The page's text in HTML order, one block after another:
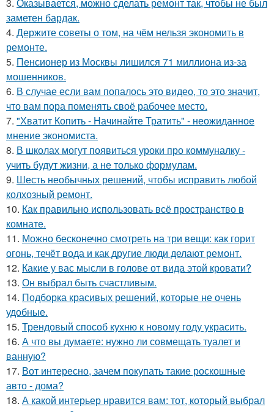
3. Оказывается, можно сделать ремонт так, чтобы не был
заметен бардак.
4. Держите советы о том, на чём нельзя экономить в
ремонте.
5. Пенсионер из Москвы лишился 71 миллиона из-за
мошенников.
6. В случае если вам попалось это видео, то это значит,
что вам пора поменять своё рабочее место.
7. "Хватит Копить - Начинайте Тратить" - неожиданное
мнение экономиста.
8. В школах могут появиться уроки про коммуналку -
учить будут жизни, а не только формулам.
9. Шесть необычных решений, чтобы исправить любой
колхозный ремонт.
10. Как правильно использовать всё пространство в
комнате.
11. Можно бесконечно смотреть на три вещи: как горит
огонь, течёт вода и как другие люди делают ремонт.
12. Какие у вас мысли в голове от вида этой кровати?
13. Он выбрал быть счастливым.
14. Подборка красивых решений, которые не очень
удобные.
15. Трендовый способ кухню к новому году украсить.
16. А что вы думаете: нужно ли совмещать туалет и
ванную?
17. Вот интересно, зачем покупать такие роскошные
авто - дома?
18. А какой интерьер нравится вам: тот, который выбрал